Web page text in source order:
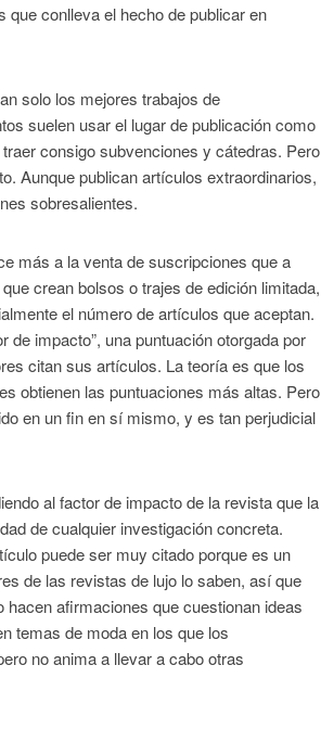
conlleva el hecho de publicar en
solo los mejores trabajos de
suelen usar el lugar de publicación como
consigo subvenciones y cátedras. Pero
Aunque publican artículos extraordinarios,
sobresalientes.
más a la venta de suscripciones que a
crean bolsos o trajes de edición limitada,
el número de artículos que aceptan.
impacto”, una puntuación otorgada por
citan sus artículos. La teoría es que los
obtienen las puntuaciones más altas. Pero
en un fin en sí mismo, y es tan perjudicial
al factor de impacto de la revista que la
de cualquier investigación concreta.
puede ser muy citado porque es un
de las revistas de lujo lo saben, así que
afirmaciones que cuestionan ideas
temas de moda en los que los
no anima a llevar a cabo otras